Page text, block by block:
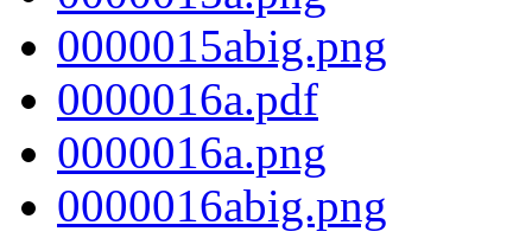
0000015abig.png
0000016a.pdf
0000016a.png
0000016abig.png